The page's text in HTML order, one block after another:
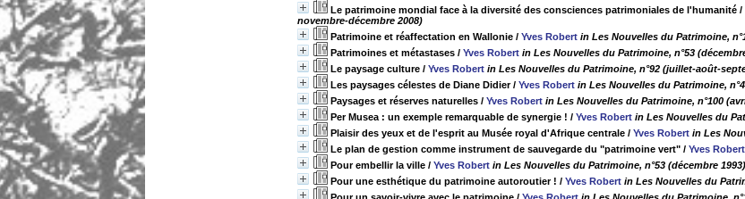
Le patrimoine mondial face à la diversité des consciences patrimoniales de l'humanité /
novembre-décembre 2008)
Patrimoine et réaffectation en Wallonie / Yves Robert in Les Nouvelles du Patrimoine,
Patrimoines et métastases / Yves Robert in Les Nouvelles du Patrimoine, n°53
Le paysage culture / Yves Robert in Les Nouvelles du Patrimoine, n°92 (juillet-août-
Les paysages célestes de Diane Didier/ Yves Robert in Les Nouvelles du Patrimoine,
Paysages et réserves naturelles / Yves Robert in Les Nouvelles du Patrimoine, n°100
Per Musea : un exemple remarquable de synergie ! / Yves Robert in Les Nouvelles du
Plaisir des yeux et de l'esprit au Musée royal d'Afrique centrale / Yves Robert in Les
Le plan de gestion comme instrument de sauvegarde du "patrimoine vert" / Yves Robert
Pour embellir la ville / Yves Robert in Les Nouvelles du Patrimoine, n°53 (décembre 1993)
Pour une esthétique du patrimoine autoroutier ! / Yves Robert in Les Nouvelles du